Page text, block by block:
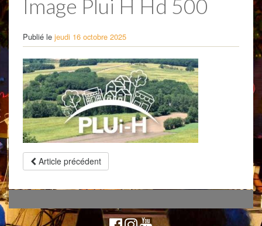
Image Plui H Hd 500
Publié le jeudi 16 octobre 2025
Article précédent